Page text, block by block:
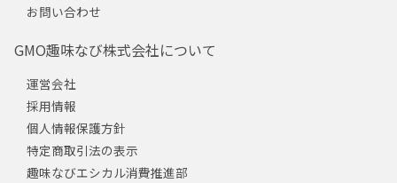
お問い合わせ
GMO趣味なび株式会社について
運営会社
採用情報
個人情報保護方針
特定商取引法の表示
趣味なびエシカル消費推進部